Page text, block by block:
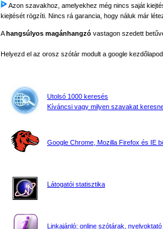
Azon szavakhoz, amelyekhez még nincs saját
kiejtését rögzíti. Nincs rá garancia, hogy náluk már
Ahangsúlyos magánhangzó vastagon szedett
Helyezd el az orosz szótár modult a google
Utolsó 1000 keresés
Kíváncsi vagy milyen szavakat
Google Chrome, Mozilla Firefox és IE
Látogatói statisztika
Linkajánló: online szótárak, nyelvoktató